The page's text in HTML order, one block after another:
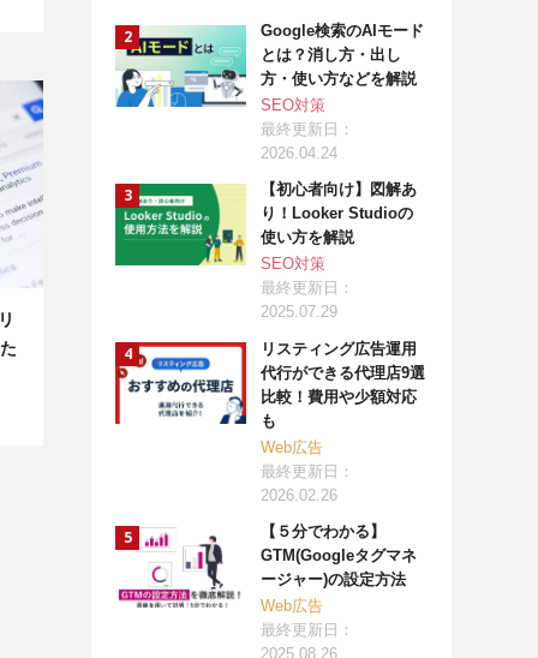
Google検索のAIモード
とは？消し方・出し
方・使い方などを解説
SEO対策
最終更新日：
2026.04.24
【初心者向け】図解あ
り！Looker Studioの
使い方を解説
SEO対策
最終更新日：
2025.07.29
リスティング広告運用
代行ができる代理店9選
比較！費用や少額対応
も
Web広告
最終更新日：
2026.02.26
【５分でわかる】
GTM(Googleタグマネ
ージャー)の設定方法
Web広告
最終更新日：
2025.08.26